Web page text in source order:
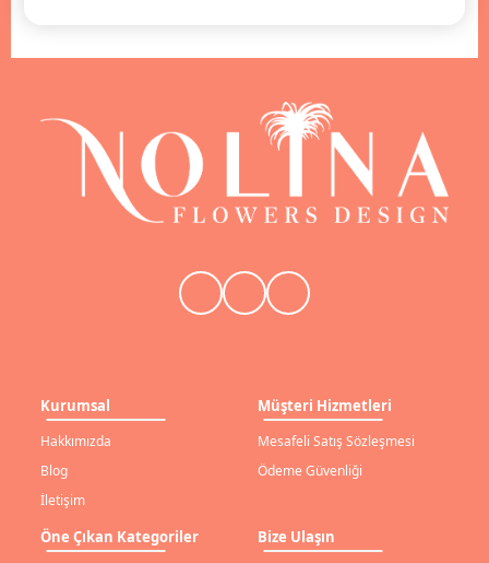
Kurumsal
Hakkımızda
Blog
İletişim
Müşteri Hizmetleri
Mesafeli Satış Sözleşmesi
Ödeme Güvenliği
Öne Çıkan Kategoriler Bize Ulaşın